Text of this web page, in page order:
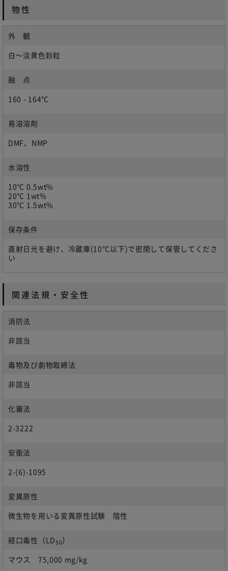
物性
外 観
白～淡黄色顆粒
融 点
160 - 164℃
易溶溶剤
DMF、NMP
水溶性
10℃ 0.5wt%
20℃ 1wt%
30℃ 1.5wt%
保存条件
直射日光を避け、冷蔵庫(10°C以下)で密閉して保管してくださ
い
関連法規・安全性
消防法
非該当
毒物及び劇物取締法
非該当
化審法
2-3222
安衛法
2-(6)-1095
変異原性
微生物を用いる変異原性試験 陰性
経口毒性（LD50）
マウス 75,000 mg/kg